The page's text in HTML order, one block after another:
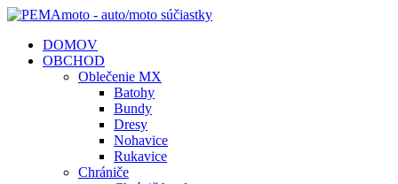
DOMOV
OBCHOD
Oblečenie MX
Batohy
Bundy
Dresy
Nohavice
Rukavice
Chrániče